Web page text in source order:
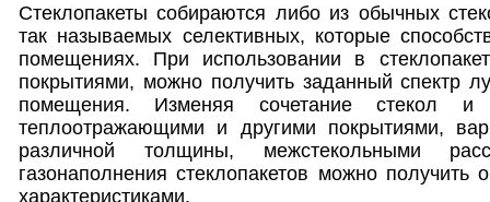
Стеклопакеты собираются либо из обычных
так называемых селективных, которые
помещениях. При использовании в
покрытиями, можно получить заданный спектр
помещения. Изменяя сочетание стекол
теплоотражающими и другими покрытиями,
различной толщины, межстекольными
газонаполнения стеклопакетов можно получить
характеристиками.